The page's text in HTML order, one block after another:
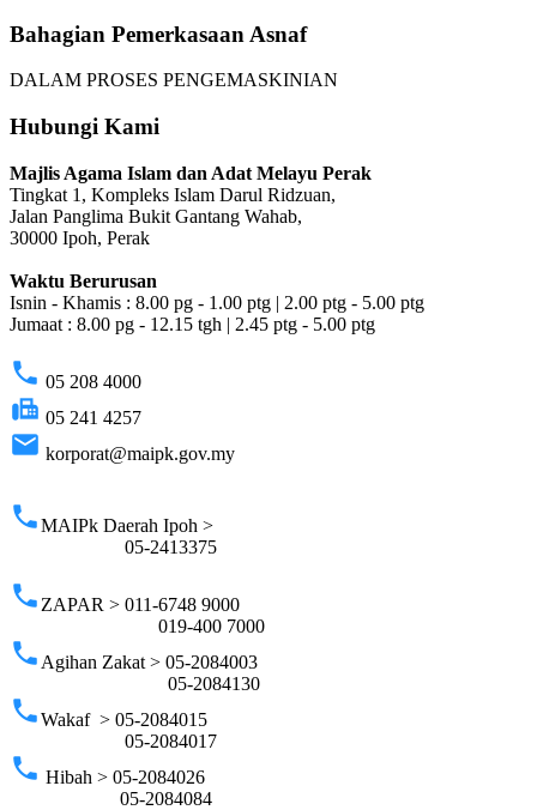
Bahagian Pemerkasaan Asnaf
DALAM PROSES PENGEMASKINIAN
Hubungi Kami
Majlis Agama Islam dan Adat Melayu Perak
Tingkat 1, Kompleks Islam Darul Ridzuan,
Jalan Panglima Bukit Gantang Wahab,
30000 Ipoh, Perak
Waktu Berurusan
Isnin - Khamis : 8.00 pg - 1.00 ptg | 2.00 ptg - 5.00 ptg
Jumaat : 8.00 pg - 12.15 tgh | 2.45 ptg - 5.00 ptg
phone 05 208 4000
fax 05 241 4257
email korporat@maipk.gov.my
phoneMAIPk Daerah Ipoh >
05-2413375
phone ZAPAR > 011-6748 9000
019-400 7000
phone Agihan Zakat > 05-2084003
05-2084130
phoneWakaf > 05-2084015
05-2084017
phone Hibah > 05-2084026
05-2084084